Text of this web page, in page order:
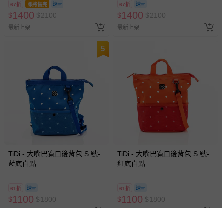
67折 即將售完
$1400 $2100
最新上架
67折
$1400 $2100
最新上架
5
TiDi - 大嘴巴寬口後背包 S 號-
藍底白點
61折
$1100 $1800
TiDi - 大嘴巴寬口後背包 S 號-
紅底白點
61折
$1100 $1800